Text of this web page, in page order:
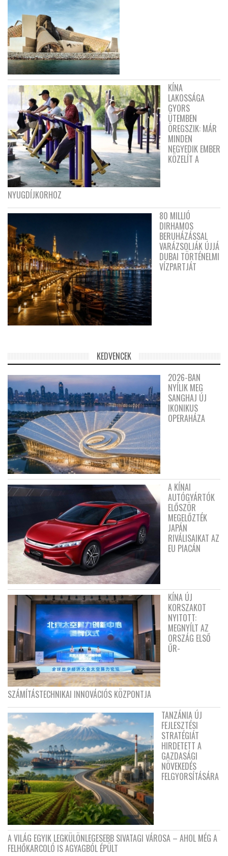
KÍNA
LAKOSSÁGA
GYORS
ÜTEMBEN
ÖREGSZIK: MÁR
MINDEN
NEGYEDIK EMBER
KÖZELÍT A
NYUGDÍJKORHOZ
80 MILLIÓ
DIRHAMOS
BERUHÁZÁSSAL
VARÁZSOLJÁK ÚJJÁ
DUBAI TÖRTÉNELMI
VÍZPARTJÁT
KEDVENCEK
2026-BAN
NYÍLIK MEG
SANGHAJ ÚJ
IKONIKUS
OPERAHÁZA
A KÍNAI
AUTÓGYÁRTÓK
ELŐSZÖR
MEGELŐZTÉK
JAPÁN
RIVÁLISAIKAT AZ
EU PIACÁN
KÍNA ÚJ
KORSZAKOT
NYITOTT:
MEGNYÍLT AZ
ORSZÁG ELSŐ
ŰR-
SZÁMÍTÁSTECHNIKAI INNOVÁCIÓS KÖZPONTJA
TANZÁNIA ÚJ
FEJLESZTÉSI
STRATÉGIÁT
HIRDETETT A
GAZDASÁGI
NÖVEKEDÉS
FELGYORSÍTÁSÁRA
A VILÁG EGYIK LEGKÜLÖNLEGESEBB SIVATAGI VÁROSA – AHOL MÉG A
FELHŐKARCOLÓ IS AGYAGBÓL ÉPÜLT